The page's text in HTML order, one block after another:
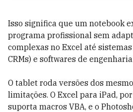
Isso significa que um notebook
programa profissional sem
complexas no Excel até
CRMs) e softwares de
O tablet roda versões dos
limitações. O Excel para iPad,
suporta macros VBA, e o